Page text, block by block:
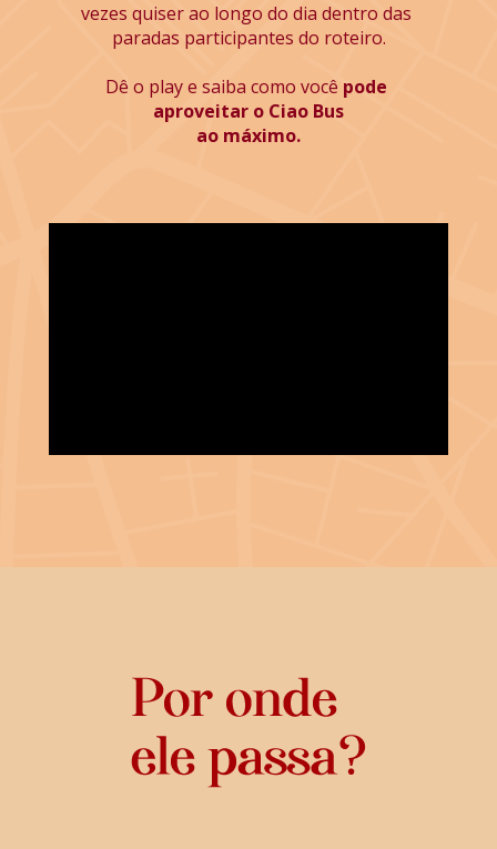
vezes quiser ao longo do dia dentro das
paradas participantes do roteiro.
Dê o play e saiba como você pode
aproveitar o Ciao Bus
ao máximo.